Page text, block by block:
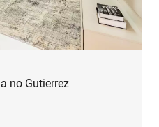
no Gutierrez